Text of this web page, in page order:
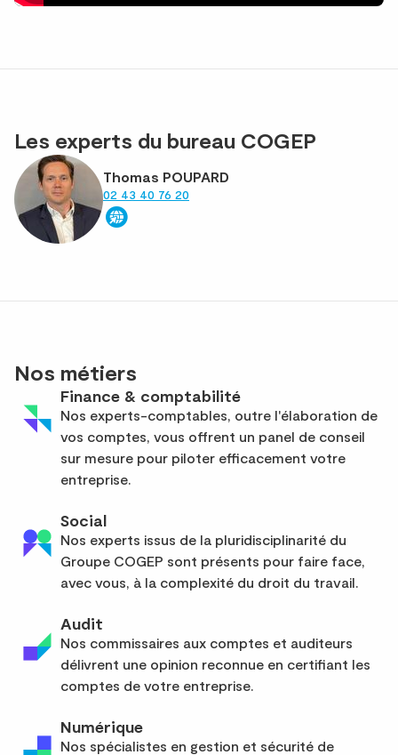
Les experts du bureau COGEP
Thomas POUPARD
02 43 40 76 20
Nos métiers
Finance & comptabilité
Nos experts-comptables, outre l'élaboration de
vos comptes, vous offrent un panel de conseil
sur mesure pour piloter efficacement votre
entreprise.
Social
Nos experts issus de la pluridisciplinarité du
Groupe COGEP sont présents pour faire face,
avec vous, à la complexité du droit du travail.
Audit
Nos commissaires aux comptes et auditeurs
délivrent une opinion reconnue en certifiant les
comptes de votre entreprise.
Numérique
Nos spécialistes en gestion et sécurité de